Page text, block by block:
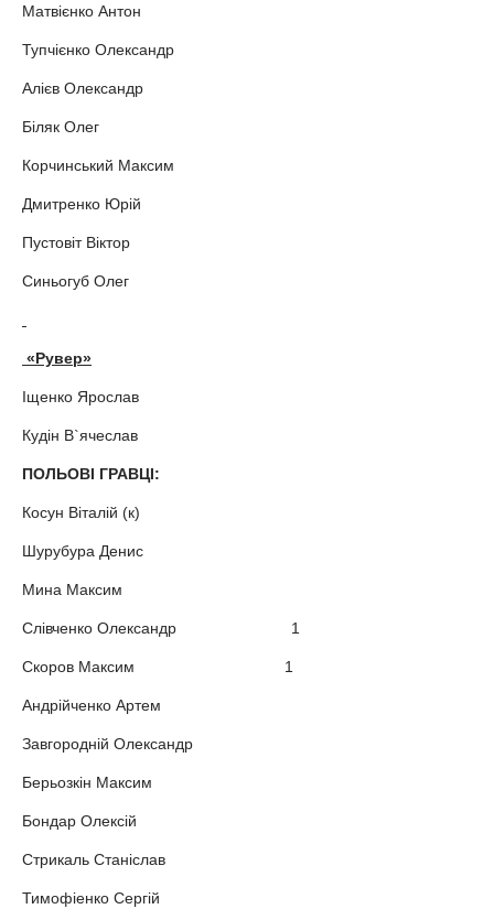
Матвієнко Антон
Тупчієнко Олександр
Алієв Олександр
Біляк Олег
Корчинський Максим
Дмитренко Юрій
Пустовіт Віктор
Синьогуб Олег
«Рувер»
Іщенко Ярослав
Кудін В`ячеслав
ПОЛЬОВІ ГРАВЦІ:
Косун Віталій (к)
Шурубура Денис
Мина Максим
Слівченко Олександр 1
Скоров Максим 1
Андрійченко Артем
Завгородній Олександр
Берьозкiн Максим
Бондар Олексій
Стрикаль Станіслав
Тимофiенко Сергiй